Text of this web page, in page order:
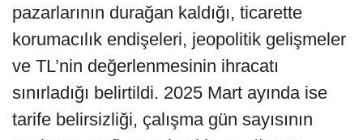
pazarlarının durağan kaldığı, ticarette
korumacılık endişeleri, jeopolitik gelişmeler
ve TL’nin değerlenmesinin ihracatı
sınırladığı belirtildi. 2025 Mart ayında ise
tarife belirsizliği, çalışma gün sayısının